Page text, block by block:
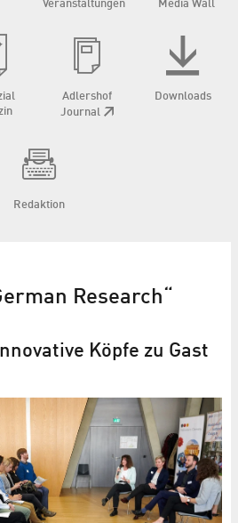
Veranstaltungen
Media Wall
Adlershof
Journal
Downloads
Redaktion
Research“
Köpfe zu Gast